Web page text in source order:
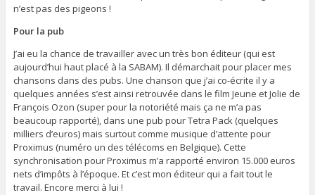
n’est pas des pigeons !
Pour la pub
J’ai eu la chance de travailler avec un très bon éditeur (qui est
aujourd’hui haut placé à la SABAM). Il démarchait pour placer mes
chansons dans des pubs. Une chanson que j’ai co-écrite il y a
quelques années s’est ainsi retrouvée dans le film Jeune et Jolie de
François Ozon (super pour la notoriété mais ça ne m’a pas
beaucoup rapporté), dans une pub pour Tetra Pack (quelques
milliers d’euros) mais surtout comme musique d’attente pour
Proximus (numéro un des télécoms en Belgique). Cette
synchronisation pour Proximus m’a rapporté environ 15.000 euros
nets d’impôts à l’époque. Et c’est mon éditeur qui a fait tout le
travail. Encore merci à lui !